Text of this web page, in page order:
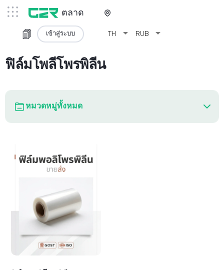
ตลาด
TH arrow_drop_down RUB arrow_drop_down
เข้าสู่ระบบ
ฟิล์มโพลีโพรพิลีน
หมวดหมู่ทั้งหมด